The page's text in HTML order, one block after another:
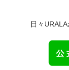
日々